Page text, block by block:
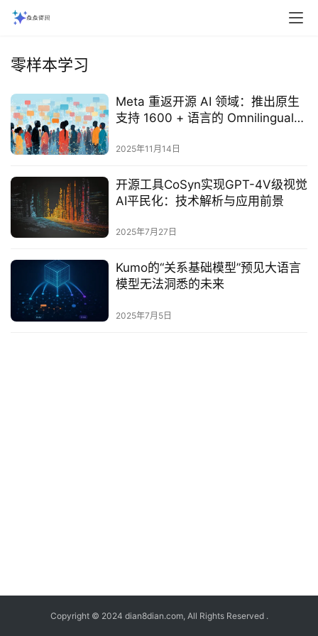
零样本学习
Meta 重返开源 AI 领域：推出原生
支持 1600 + 语言的 Omnilingual
2025年11月14日
开源工具CoSyn实现GPT-4V级视觉
AI平民化：技术解析与应用前景‌
2025年7月27日
Kumo的“关系基础模型”预见大语言
模型无法洞悉的未来‌
2025年7月5日
Copyright © 2024 dian8dian.com, All Rights Reserved .